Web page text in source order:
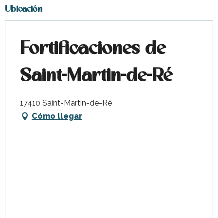
Ubicación
Fortificaciones de
Saint-Martin-de-Ré
17410 Saint-Martin-de-Ré
Cómo llegar